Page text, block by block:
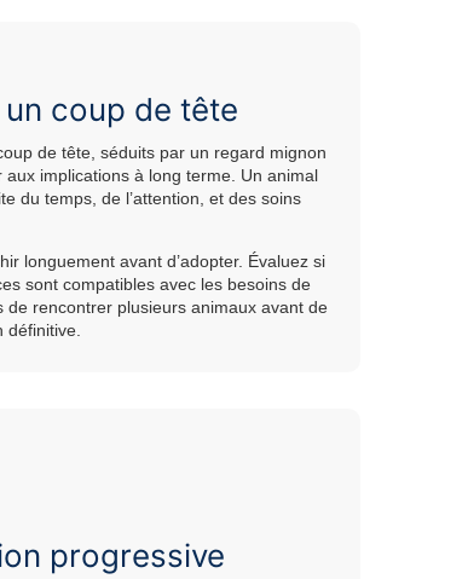
un coup de tête
de tête, séduits par un regard mignon
implications à long terme. Un animal
du temps, de l’attention, et des soins
longuement avant d’adopter. Évaluez si
sont compatibles avec les besoins de
de rencontrer plusieurs animaux avant de
définitive.
progressive